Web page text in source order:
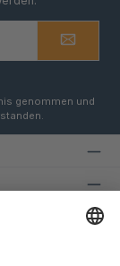
genommen und